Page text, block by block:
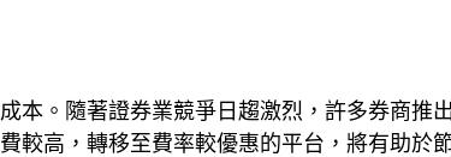
本。隨著證券業競爭日趨激烈，許多券商推
較高，轉移至費率較優惠的平台，將有助於